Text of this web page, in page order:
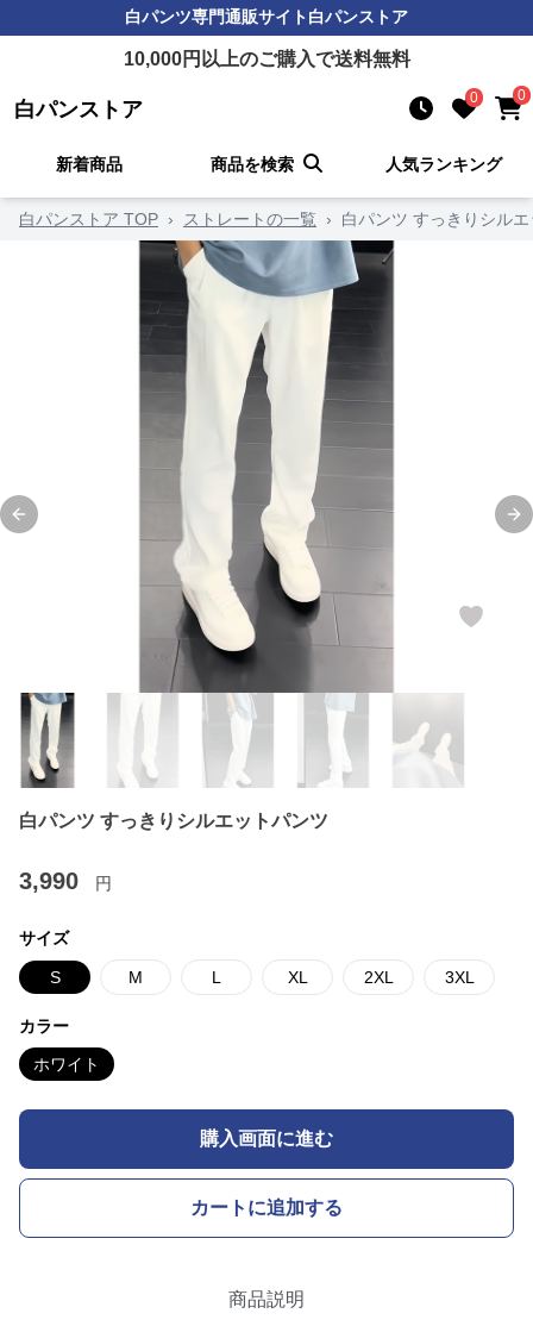
白パンツ専門通販サイト白パンストア
10,000円以上のご購入で送料無料
白パンストア 0 0
新着商品 商品を検索 人気ランキング
白パンストア TOP › ストレートの一覧 › 白パンツ すっきりシル
Previous slide
白パンツ すっきりシルエットパンツ
3,990 円
サイズ
S M L XL 2XL 3XL
カラー
ホワイト
購入画面に進む
カートに追加する
商品説明